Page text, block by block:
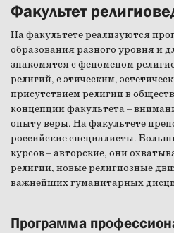
Факультет
На факультете реализуются
образования разного уровня и
знакомятся с феноменом
религий, с этическим,
присутствием религии в
концепции факультета –
опыту веры. На факультете
российские специалисты.
курсов – авторские, они
религии, новые религиозные
важнейших гуманитарных
Программа